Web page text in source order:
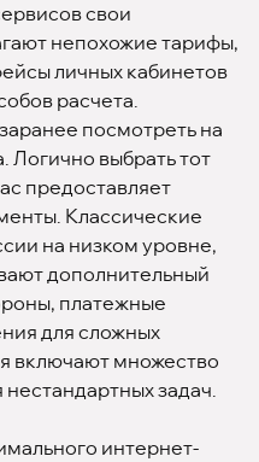
свои
непохожие тарифы,
личных кабинетов
расчета.
посмотреть на
Логично выбрать тот
предоставляет
Классические
на низком уровне,
дополнительный
платежные
для сложных
включают множество
задач.
интернет-